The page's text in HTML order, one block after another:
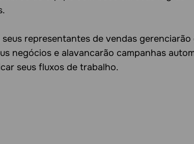
seus representantes de vendas gerenciarão
negócios e alavancarão campanhas
seus fluxos de trabalho.